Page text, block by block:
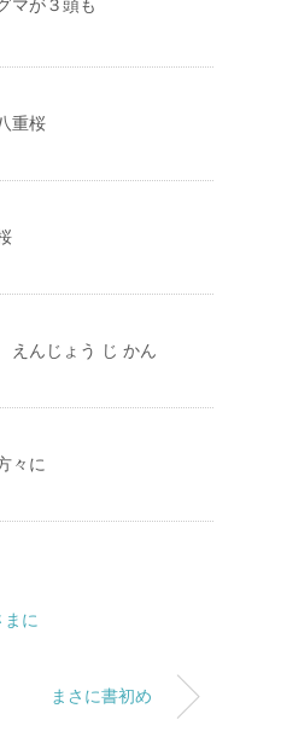
マが３頭も
重桜
んじょう じ かん
々に
まに
まさに書初め